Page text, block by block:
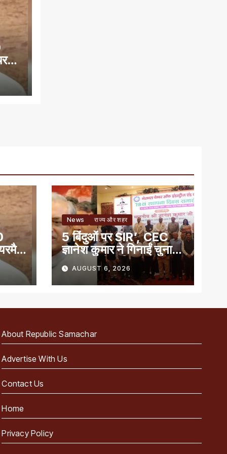
News राज्य और शहर
5 बिंदुओं पर SIR’, CEC
ज्ञानेश कुमार ने गिनाईं चुनाव
प्रबंधन की खूबियां
AUGUST 6, 2026
About Republic Samachar
Advertise With Us
Contact Us
Home
Privacy Policy